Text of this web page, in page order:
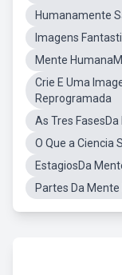
Humanamente
Imagens
Mente
Crie E Uma
Reprogramada
As Tres
O Que a Ciencia
EstagiosDa
Partes Da